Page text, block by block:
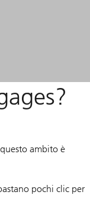
ambito è
pochi clic per